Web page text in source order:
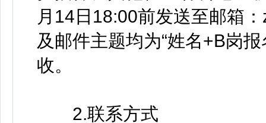
月14日18:00前发送至邮箱
及邮件主题均为“姓名+B岗
收。
2.联系方式